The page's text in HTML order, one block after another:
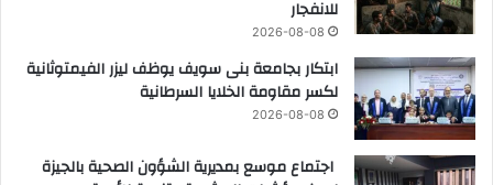
للانفجار
2026-08-08
ابتكار بجامعة بنى سويف يوظف ليزر الفيمتوثانية
لكسر مقاومة الخلايا السرطانية
2026-08-08
اجتماع موسع بمديرية الشؤون الصحية بالجيزة